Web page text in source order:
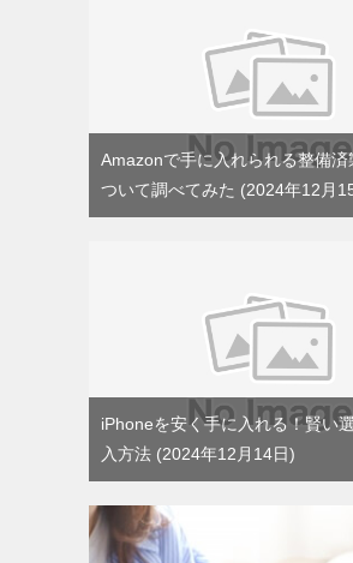
Amazonで手に入れられる整備済
ついて調べてみた
2024年12月
iPhoneを安く手に入れる！賢い
入方法
2024年12月14日